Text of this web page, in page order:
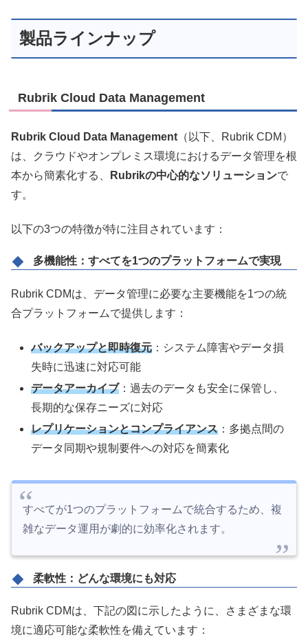
製品ラインナップ
Rubrik Cloud Data Management
Rubrik Cloud Data Management （以下、Rubrik CDM）
は、クラウドやオンプレミス環境におけるデータ管理を根
本から簡素化する、
Rubrikの中心的なソリューションで
す。
以下の3つの特徴が特に注目されています：
多機能性：すべてを1つのプラットフォームで実現
Rubrik CDMは、データ管理に必要な主要機能を1つの統
合プラットフォームで提供します：
バックアップと即時復元 ：システム障害やデータ損
失時に迅速に対応可能
データアーカイブ：過去のデータも安全に保管し、
長期的な保存ニーズに対応
レプリケーションとコンプライアンス ：多拠点間の
データ同期や規制要件への対応を簡素化
すべてが1つのプラットフォームで統合するため、複
雑なデータ運用が劇的に効率化されます。
柔軟性：どんな環境にも対応
Rubrik CDMは、下記の図に示したように、さまざまな環
境に適応可能な柔軟性を備えています：